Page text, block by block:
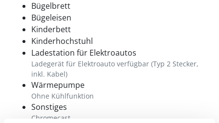
Bügelbrett
Bügeleisen
Kinderbett
Kinderhochstuhl
Ladestation für Elektroautos
Ladegerät für Elektroauto verfügbar (Typ 2 Stecker,
inkl. Kabel)
Wärmepumpe
Ohne Kühlfunktion
Sonstiges
Chromecast